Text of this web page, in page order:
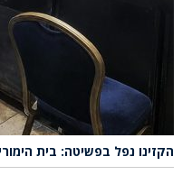
הקזינו נפל בפשיטה: בית